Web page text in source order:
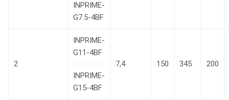
INPRIME-
G7.5-4BF
2
INPRIME-
G11-4BF
7,4
150 345
200
INPRIME-
G15-4BF